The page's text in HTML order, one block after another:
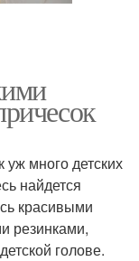
уж много детских
найдется
красивыми
резинками,
голове.